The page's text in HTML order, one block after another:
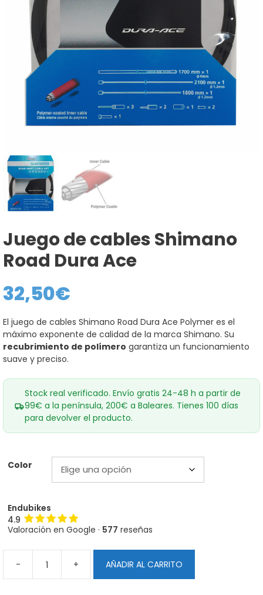
Juego de cables Shimano
Road Dura Ace
32,50€
El juego de cables Shimano Road Dura Ace Polymer es el
máximo exponente de calidad de la marca Shimano. Su
recubrimiento de polímero garantiza un funcionamiento
suave y preciso.
Stock real verificado. Envío gratis 24-48 h a partir de
99€ a la península, 200€ a Baleares. Tienes 100 días
para devolver el producto.
Color
Endubikes
4.9
Valoración en Google · 577 reseñas
-
Juego
de
+ AÑADIR AL CARRITO